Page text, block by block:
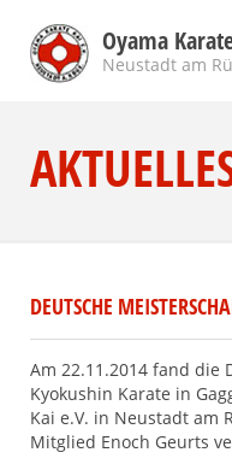
Oyama
Neustadt am
DEUTSCHE
Am 22.11.2014 fand die
Kyokushin Karate in
Kai e.V. in Neustadt am
Mitglied Enoch Geurts